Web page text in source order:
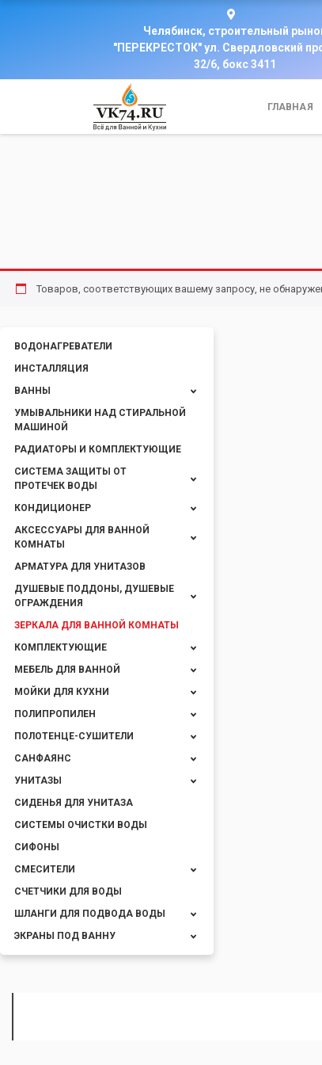
Челябинск, строительный
"ПЕРЕКРЕСТОК" ул. Свердловский
32/6, бокс 3411
ГЛАВНАЯ
Товаров, соответствующих вашему запросу, не
ВОДОНАГРЕВАТЕЛИ
ИНСТАЛЛЯЦИЯ
ВАННЫ
УМЫВАЛЬНИКИ НАД СТИРАЛЬНОЙ
МАШИНОЙ
РАДИАТОРЫ И КОМПЛЕКТУЮЩИЕ
СИСТЕМА ЗАЩИТЫ ОТ
ПРОТЕЧЕК ВОДЫ
КОНДИЦИОНЕР
АКСЕССУАРЫ ДЛЯ ВАННОЙ
КОМНАТЫ
АРМАТУРА ДЛЯ УНИТАЗОВ
ДУШЕВЫЕ ПОДДОНЫ, ДУШЕВЫЕ
ОГРАЖДЕНИЯ
ЗЕРКАЛА ДЛЯ ВАННОЙ КОМНАТЫ
КОМПЛЕКТУЮЩИЕ
МЕБЕЛЬ ДЛЯ ВАННОЙ
МОЙКИ ДЛЯ КУХНИ
ПОЛИПРОПИЛЕН
ПОЛОТЕНЦЕ-СУШИТЕЛИ
САНФАЯНС
УНИТАЗЫ
СИДЕНЬЯ ДЛЯ УНИТАЗА
СИСТЕМЫ ОЧИСТКИ ВОДЫ
СИФОНЫ
СМЕСИТЕЛИ
СЧЕТЧИКИ ДЛЯ ВОДЫ
ШЛАНГИ ДЛЯ ПОДВОДА ВОДЫ
ЭКРАНЫ ПОД ВАННУ